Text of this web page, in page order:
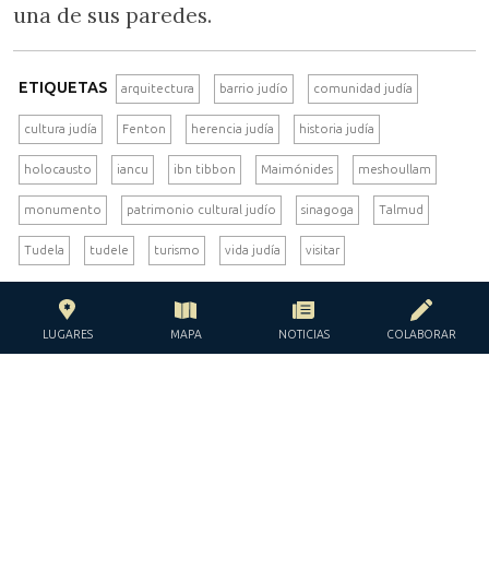
una de sus paredes.
ETIQUETAS arquitectura barrio judío comunidad judía
cultura judía Fenton herencia judía historia judía
holocausto iancu ibn tibbon Maimónides meshoullam
monumento patrimonio cultural judío sinagoga Talmud
Tudela tudele turismo vida judía visitar

LUGARES MAPA NOTICIAS COLABORAR